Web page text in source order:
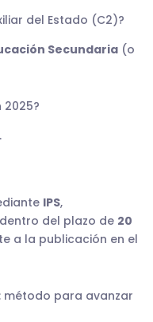
del Estado (C2)?
Secundaria (o
.
IPS,
del plazo de 20
a la publicación en el
método para avanzar